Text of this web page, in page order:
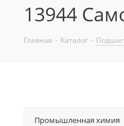
13944
Главная - Каталог -
Промышленная химия